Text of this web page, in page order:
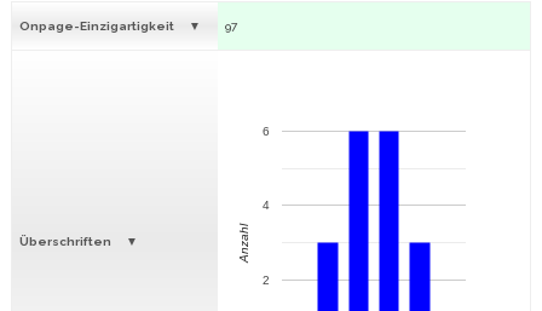
Onpage-Einzigartigkeit 97
Überschriften
2
4
6
Anzahl